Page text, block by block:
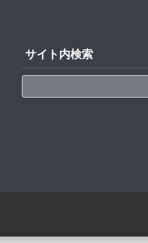
サイト内検索